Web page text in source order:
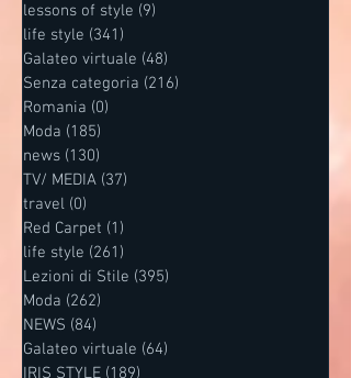
lessons of style (9)
life style (341)
Galateo virtuale (48)
Senza categoria (216)
Romania (0)
Moda (185)
news (130)
TV/ MEDIA (37)
travel (0)
Red Carpet (1)
life style (261)
Lezioni di Stile (395)
Moda (262)
NEWS (84)
Galateo virtuale (64)
IRIS STYLE (189)